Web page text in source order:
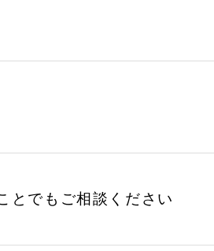
とでもご相談ください